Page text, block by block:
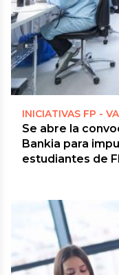
INICIATIVAS FP -
Se abre la
Bankia para
estudiantes de